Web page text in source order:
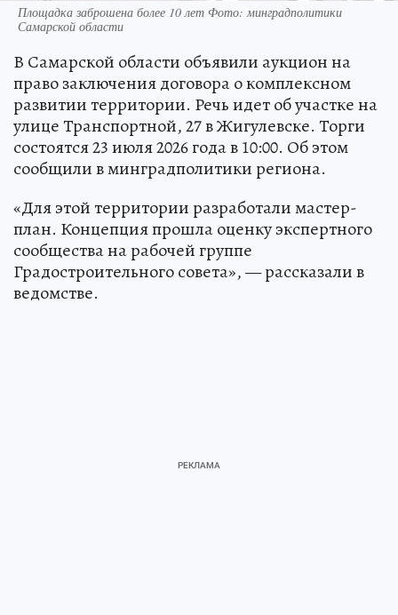
Площадка заброшена более 10 лет Фото: минградполитики
Самарской области
В Самарской области объявили аукцион на
право заключения договора о комплексном
развитии территории. Речь идет об участке на
улице Транспортной, 27 в Жигулевске. Торги
состоятся 23 июля 2026 года в 10:00. Об этом
сообщили в минградполитики региона.
«Для этой территории разработали мастер-
план. Концепция прошла оценку экспертного
сообщества на рабочей группе
Градостроительного совета», — рассказали в
ведомстве.